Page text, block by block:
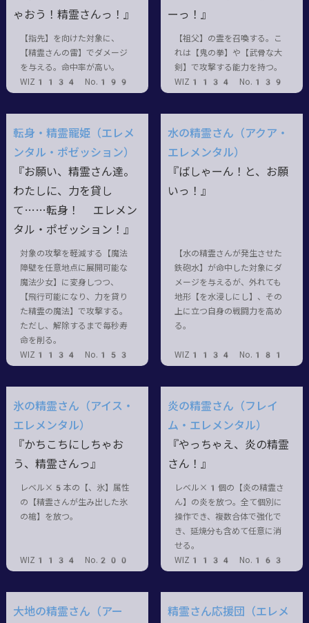
ゃおう！精霊さんっ！』
【指先】を向けた対象に、
【精霊さんの雷】でダメージ
を与える。命中率が高い。
WIZ1134 No.199
ーっ！』
【祖父】の霊を召喚する。こ
れは【鬼の拳】や【武骨な大
剣】で攻撃する能力を持つ。
WIZ1134 No.139
転身・精霊寵姫（エレメ
ンタル・ポゼッション）
『お願い、精霊さん達。
わたしに、力を貸し
て……転身！ エレメン
タル・ポゼッション！』
対象の攻撃を軽減する【魔法
障壁を任意地点に展開可能な
魔法少女】に変身しつつ、
【飛行可能になり、力を貸り
た精霊の魔法】で攻撃する。
ただし、解除するまで毎秒寿
命を削る。
WIZ1134 No.153
水の精霊さん（アクア・
エレメンタル）
『ばしゃーん！と、お願
いっ！』
【水の精霊さんが発生させた
鉄砲水】が命中した対象にダ
メージを与えるが、外れても
地形【を水浸しにし】、その
上に立つ自身の戦闘力を高め
る。
WIZ1134 No.181
氷の精霊さん（アイス・
エレメンタル）
『かちこちにしちゃお
う、精霊さんっ』
レベル×5本の【、氷】属性
の【精霊さんが生み出した氷
の槍】を放つ。
WIZ1134 No.200
炎の精霊さん（フレイ
ム・エレメンタル）
『やっちゃえ、炎の精霊
さん！』
レベル×1個の【炎の精霊さ
ん】の炎を放つ。全て個別に
操作でき、複数合体で強化で
き、延焼分も含めて任意に消
せる。
WIZ1134 No.163
大地の精霊さん（アー
精霊さん応援団（エレメ